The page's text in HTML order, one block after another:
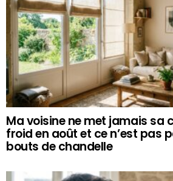
Ma voisine ne met jamais sa
froid en août et ce n’est pas
bouts de chandelle